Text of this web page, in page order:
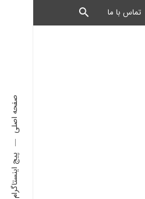
تماس با ما
صفحه اصلی
پیج اینستاگرام